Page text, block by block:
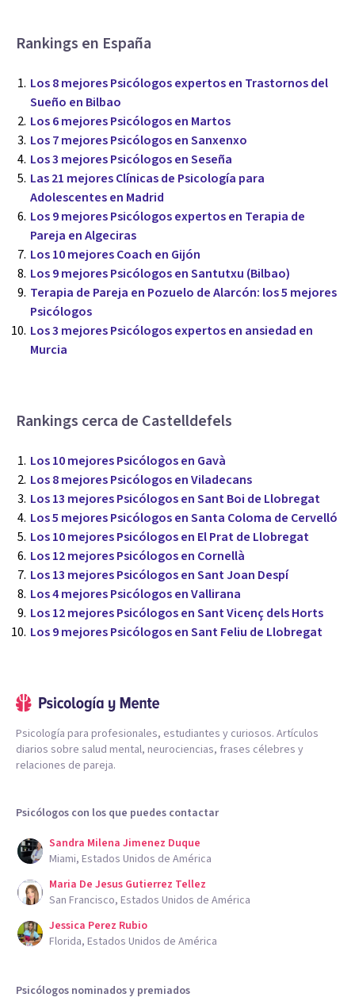
Rankings en España
Los 8 mejores Psicólogos expertos en Trastornos del
Sueño en Bilbao
Los 6 mejores Psicólogos en Martos
Los 7 mejores Psicólogos en Sanxenxo
Los 3 mejores Psicólogos en Seseña
Las 21 mejores Clínicas de Psicología para
Adolescentes en Madrid
Los 9 mejores Psicólogos expertos en Terapia de
Pareja en Algeciras
Los 10 mejores Coach en Gijón
Los 9 mejores Psicólogos en Santutxu (Bilbao)
Terapia de Pareja en Pozuelo de Alarcón: los 5 mejores
Psicólogos
Los 3 mejores Psicólogos expertos en ansiedad en
Murcia
Rankings cerca de Castelldefels
Los 10 mejores Psicólogos en Gavà
Los 8 mejores Psicólogos en Viladecans
Los 13 mejores Psicólogos en Sant Boi de Llobregat
Los 5 mejores Psicólogos en Santa Coloma de Cervelló
Los 10 mejores Psicólogos en El Prat de Llobregat
Los 12 mejores Psicólogos en Cornellà
Los 13 mejores Psicólogos en Sant Joan Despí
Los 4 mejores Psicólogos en Vallirana
Los 12 mejores Psicólogos en Sant Vicenç dels Horts
Los 9 mejores Psicólogos en Sant Feliu de Llobregat
Psicología para profesionales, estudiantes y curiosos. Artículos
diarios sobre salud mental, neurociencias, frases célebres y
relaciones de pareja.
Psicólogos con los que puedes contactar
Sandra Milena Jimenez Duque
Miami, Estados Unidos de América
Maria De Jesus Gutierrez Tellez
San Francisco, Estados Unidos de América
Jessica Perez Rubio
Florida, Estados Unidos de América
Psicólogos nominados y premiados